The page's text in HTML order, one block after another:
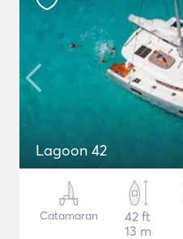
Lagoon 42
Catamaran
42 ft
13 m